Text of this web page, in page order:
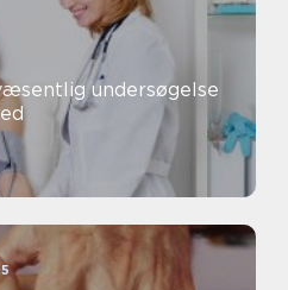
undersøgelse